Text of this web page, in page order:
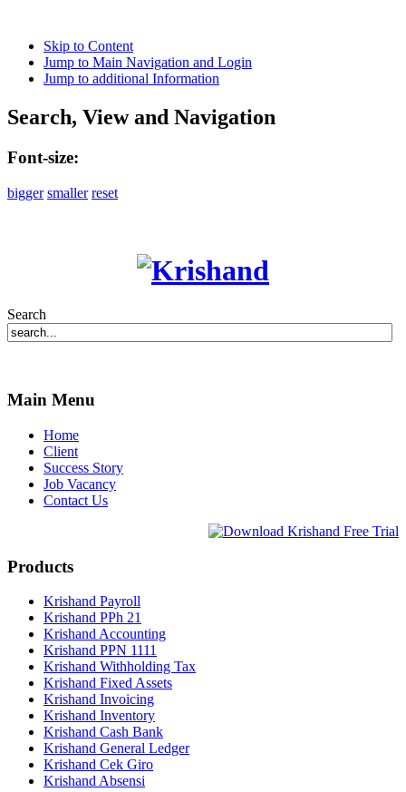
Skip to Content
Jump to Main Navigation and Login
Jump to additional Information
Search, View and Navigation
Font-size:
bigger smaller reset
Search
Main Menu
Home
Client
Success Story
Job Vacancy
Contact Us
Products
Krishand Payroll
Krishand PPh 21
Krishand Accounting
Krishand PPN 1111
Krishand Withholding Tax
Krishand Fixed Assets
Krishand Invoicing
Krishand Inventory
Krishand Cash Bank
Krishand General Ledger
Krishand Cek Giro
Krishand Absensi